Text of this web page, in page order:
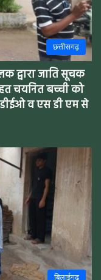
छत्तीसगढ़
द्वारा जाति सूचक
चयनित बच्ची को
व एस डी एम से
बिलाईगढ़